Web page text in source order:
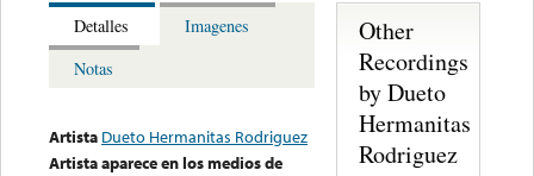
Detalles
Imagenes
Notas
Artista Dueto Hermanitas Rodriguez
Artista aparece en los medios de
Other
Recordings
by Dueto
Hermanitas
Rodriguez